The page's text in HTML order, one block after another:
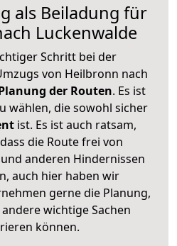
als Beiladung für
Luckenwalde
Schritt bei der
von Heilbronn nach
der Routen. Es ist
wählen, die sowohl sicher
ist. Es ist auch ratsam,
die Route frei von
anderen Hindernissen
auch hier haben wir
gerne die Planung,
wichtige Sachen
können.